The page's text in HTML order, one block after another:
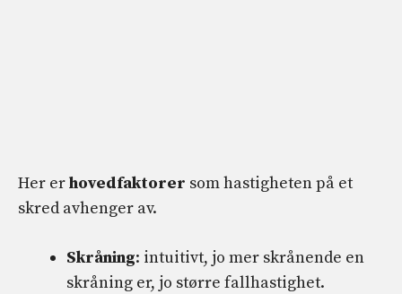
Her erhovedfaktorer som hastigheten på et
skred avhenger av.
Skråning: intuitivt, jo mer skrånende en
skråning er, jo større fallhastighet.